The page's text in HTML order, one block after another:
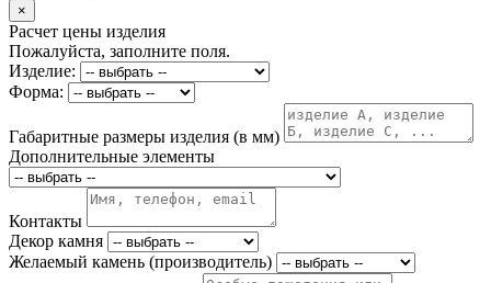
×
Расчет цены изделия
Пожалуйста, заполните поля.
Изделие:
Форма:
Габаритные размеры изделия (в мм)
Дополнительные элементы
Контакты
Декор камня
Желаемый камень (производитель)